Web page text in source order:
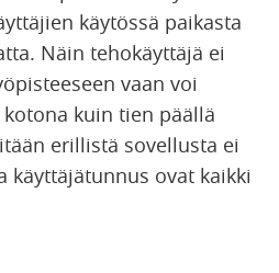
käytössä paikasta
Näin tehokäyttäjä ei
vaan voi
kuin tien päällä
erillistä sovellusta ei
käyttäjätunnus ovat kaikki